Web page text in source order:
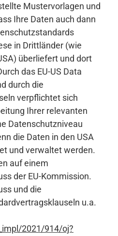
Mustervorlagen und
Ihre Daten auch dann
in Drittländer (wie
überliefert und dort
das EU-US Data
durch die
verpflichtet sich
Ihrer relevanten
Datenschutzniveau
die Daten in den USA
und verwaltet werden.
auf einem
der EU-Kommission.
und die
u.a.
2021/914/oj?